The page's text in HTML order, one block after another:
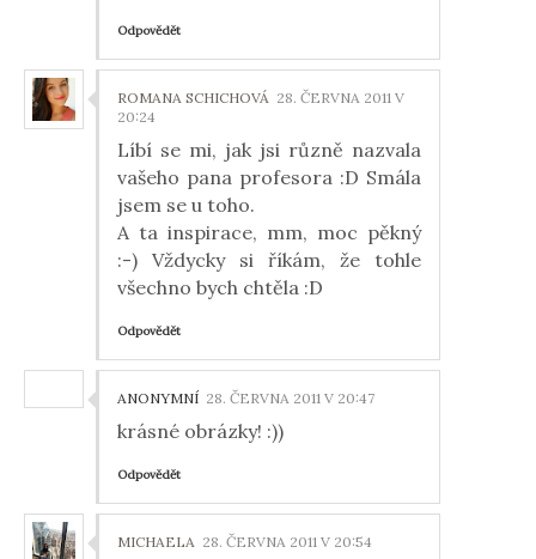
Odpovědět
ROMANA SCHICHOVÁ 28. ČERVNA 2011 V
20:24
Líbí se mi, jak jsi různě nazvala
vašeho pana profesora :D Smála
jsem se u toho.
A ta inspirace, mm, moc pěkný
:-) Vždycky si říkám, že tohle
všechno bych chtěla :D
Odpovědět
ANONYMNÍ 28. ČERVNA 2011 V 20:47
krásné obrázky! :))
Odpovědět
MICHAELA 28. ČERVNA 2011 V 20:54